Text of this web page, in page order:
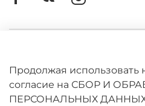
Оферта
Политика
Продолжая использовать
согласие на СБОР И
ПЕРСОНАЛЬНЫХ ДАННЫХ